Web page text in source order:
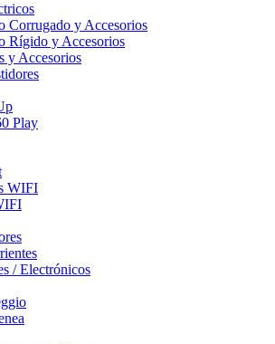
Corrugado y Accesorios
Rígido y Accesorios
y Accesorios
Play
WIFI
/ Electrónicos